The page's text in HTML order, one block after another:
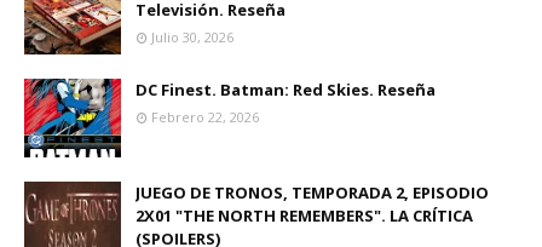
Televisión. Reseña
Julio 30, 2026
DC Finest. Batman: Red Skies. Reseña
Febrero 22, 2026
JUEGO DE TRONOS, TEMPORADA 2, EPISODIO
2X01 "THE NORTH REMEMBERS". LA CRÍTICA
(SPOILERS)